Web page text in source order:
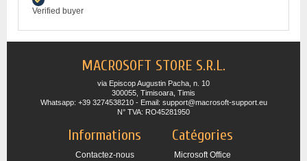
Verified buyer
MACROSOFT STORE S.R.L.
via Episcop Augustin Pacha, n. 10
300055, Timisoara, Timis
Whatsapp: +39 3274538210 - Email: support@macrosoft-support.eu
N° TVA: RO45281950
Informations
Contactez-nous
Catégories
Microsoft Office